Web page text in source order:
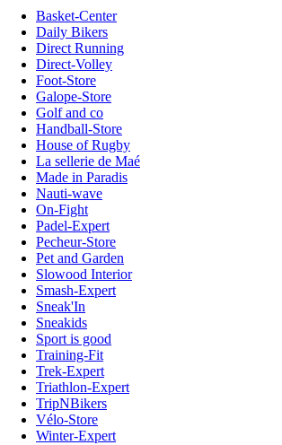
Basket-Center
Daily Bikers
Direct Running
Direct-Volley
Foot-Store
Galope-Store
Golf and co
Handball-Store
House of Rugby
La sellerie de Maé
Made in Paradis
Nauti-wave
On-Fight
Padel-Expert
Pecheur-Store
Pet and Garden
Slowood Interior
Smash-Expert
Sneak'In
Sneakids
Sport is good
Training-Fit
Trek-Expert
Triathlon-Expert
TripNBikers
Vélo-Store
Winter-Expert